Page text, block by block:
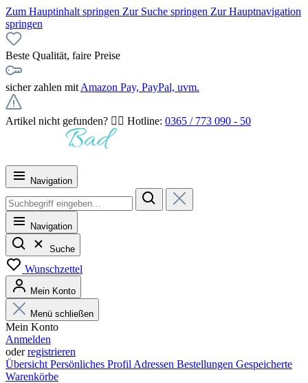
Zum Hauptinhalt springen Zur Suche springen Zur Hauptnavigation
springen
Beste Qualität, faire Preise
sicher zahlen mit Amazon Pay, PayPal, uvm.
Artikel nicht gefunden? 👉🏻 Hotline: 0365 / 773 090 - 50
Navigation
Navigation
Suche
Wunschzettel
Mein Konto
Menü schließen
Mein Konto
Anmelden
oderregistrieren
Übersicht Persönliches Profil Adressen Bestellungen Gespeicherte
Warenkörbe